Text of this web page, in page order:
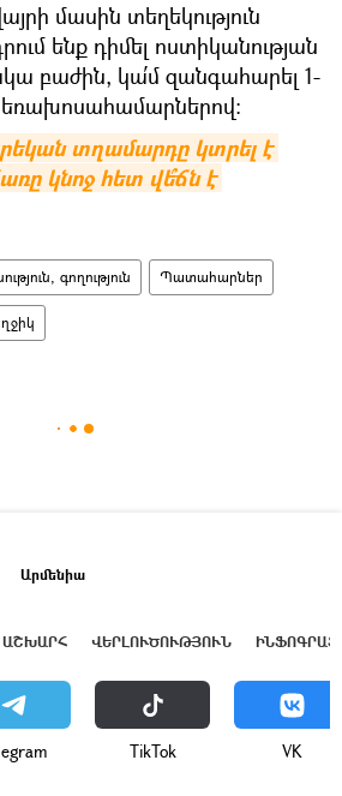
մասին տեղեկություն
ենք դիմել ոստիկանության
բաժին, կա՛մ զանգահարել 1-
տղամարդը կտրել է
կնոջ հետ վե՞ճն է
գողություն Պատահարներ
Արմենիա
ԱՇԽԱՐՀ ՎԵՐԼՈՒԾՈՒԹՅՈՒՆ
ТikТоk VK